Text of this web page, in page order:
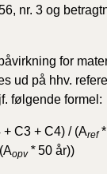
nr. 3 og
for
ud på hhv.
følgende formel:
+ C3 + C4) / (Aref*
(Aopv *50 år))